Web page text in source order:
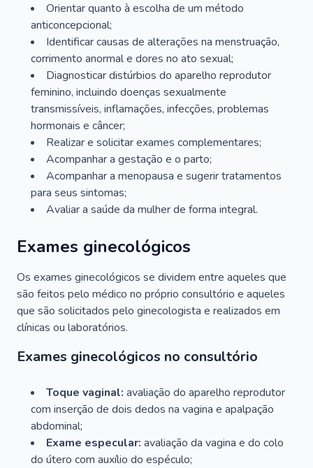
Orientar quanto à escolha de um método
anticoncepcional;
Identificar causas de alterações na menstruação,
corrimento anormal e dores no ato sexual;
Diagnosticar distúrbios do aparelho reprodutor
feminino, incluindo doenças sexualmente
transmissíveis, inflamações, infecções, problemas
hormonais e câncer;
Realizar e solicitar exames complementares;
Acompanhar a gestação e o parto;
Acompanhar a menopausa e sugerir tratamentos
para seus sintomas;
Avaliar a saúde da mulher de forma integral.
Exames ginecológicos
Os exames ginecológicos se dividem entre aqueles que
são feitos pelo médico no próprio consultório e aqueles
que são solicitados pelo ginecologista e realizados em
clínicas ou laboratórios.
Exames ginecológicos no consultório
Toque vaginal: avaliação do aparelho reprodutor
com inserção de dois dedos na vagina e apalpação
abdominal;
Exame especular: avaliação da vagina e do colo
do útero com auxílio do espéculo;